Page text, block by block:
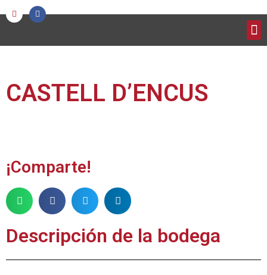
CASTELL D’ENCUS
¡Comparte!
Descripción de la bodega